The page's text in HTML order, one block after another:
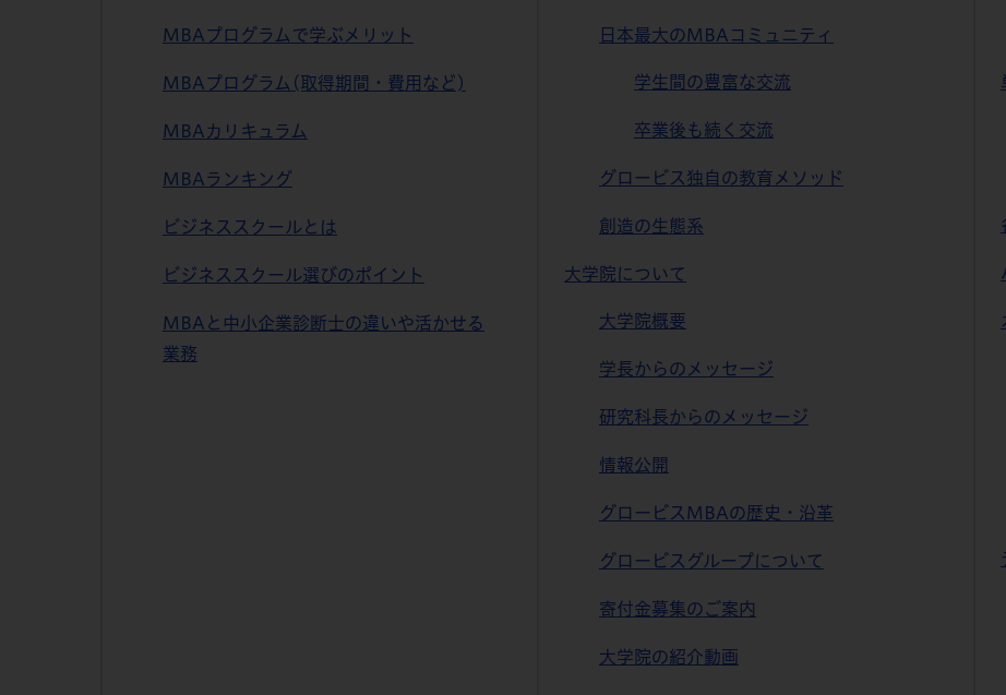
MBAプログラムで学ぶメリット
MBAプログラム(取得期間・費用など)
MBAカリキュラム
MBAランキング
ビジネススクールとは
ビジネススクール選びのポイント
MBAと中小企業診断士の違いや活かせる
業務
日本最大のMBAコミュニティ
学生間の豊富な交流
卒業後も続く交流
グロービス独自の教育メソッド
創造の生態系
大学院について
大学院概要
学長からのメッセージ
研究科長からのメッセージ
情報公開
グロービスMBAの歴史・沿革
グロービスグループについて
寄付金募集のご案内
大学院の紹介動画